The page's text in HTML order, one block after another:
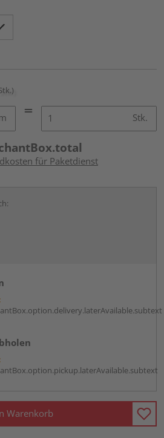
Stk.
für Paketdienst
Warenkorb